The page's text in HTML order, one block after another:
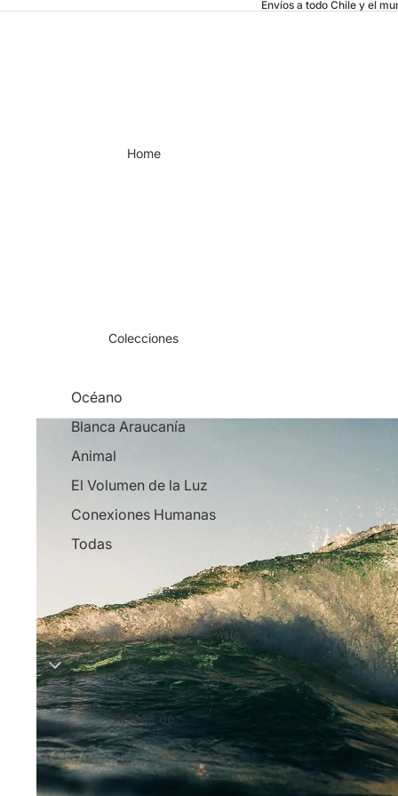
Envíos a todo Chile y el
Home
Colecciones
Océano
Blanca Araucanía
Animal
El Volumen de la Luz
Conexiones Humanas
Todas
Acerca de